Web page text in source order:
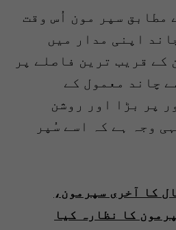
مطابق سپر مون اُس وقت
اپنی مدار میں
کے قریب ترین فاصلے پر
چاند معمول کے
پر بڑا اور روشن
وجہ ہے کہ اسے سُپر
کا آخری سپرمون،
کا نظارہ کیا